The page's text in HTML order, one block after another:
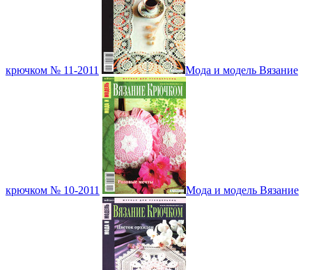
крючком № 11-2011 Мода и модель Вязание
крючком № 10-2011 Мода и модель Вязание